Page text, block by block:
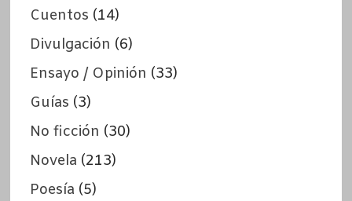
Cuentos (14)
Divulgación (6)
Ensayo / Opinión (33)
Guías (3)
No ficción (30)
Novela (213)
Poesía (5)